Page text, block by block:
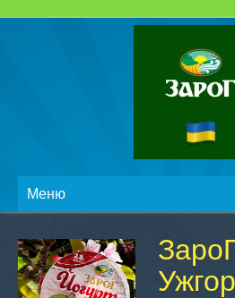
Меню